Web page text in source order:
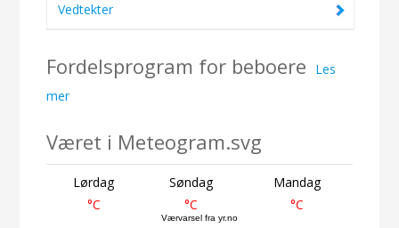
Vedtekter
Fordelsprogram for beboere
Les
mer
Været i Meteogram.svg
Lørdag
°C
Søndag
°C
Mandag
°C
Værvarsel fra yr.no